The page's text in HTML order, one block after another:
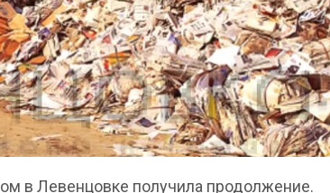
в Левенцовке получила продолжение.